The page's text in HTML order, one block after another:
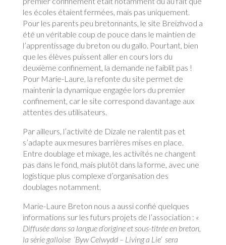
les écoles étaient fermées, mais pas uniquement.
Pour les parents peu bretonnants, le site Breizhvod a
été un véritable coup de pouce dans le maintien de
l’apprentissage du breton ou du gallo. Pourtant, bien
que les élèves puissent aller en cours lors du
deuxième confinement, la demande ne faiblit pas !
Pour Marie-Laure, la refonte du site permet de
maintenir la dynamique engagée lors du premier
confinement, car le site correspond davantage aux
attentes des utilisateurs.
Par ailleurs, l’activité de Dizale ne ralentit pas et
s’adapte aux mesures barrières mises en place.
Entre doublage et mixage, les activités ne changent
pas dans le fond, mais plutôt dans la forme, avec une
logistique plus complexe d’organisation des
doublages notamment.
Marie-Laure Breton nous a aussi confié quelques
informations sur les futurs projets de l’association : «
Diffusée dans sa langue d’origine et sous-titrée en breton,
la série galloise ‘Byw Celwydd – Living a Lie’ sera